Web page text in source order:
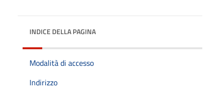
INDICE DELLA PAGINA
Modalità di accesso
Indirizzo